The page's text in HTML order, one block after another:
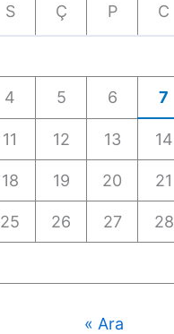
S Ç P C
4 5 6 7
11 12 13 14
18 19 20 21
25 26 27 28
« Ara